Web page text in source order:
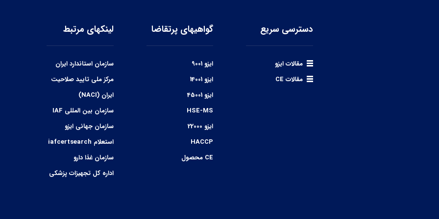
دسترسی سریع
مقالات ایزو
مقالات CE
گواهیهای پرتقاضا
ایزو 9001
ایزو 14001
ایزو 45001
HSE-MS
ایزو 22000
HACCP
CE محصول
لینکهای مرتبط
سازمان استاندارد ایران
مرکز ملی تایید صلاحیت
ایران (NACI)
سازمان بین المللی IAF
سازمان جهانی ایزو
استعلام iafcertsearch
سازمان غذا دارو
اداره کل تجهیزات پزشکی